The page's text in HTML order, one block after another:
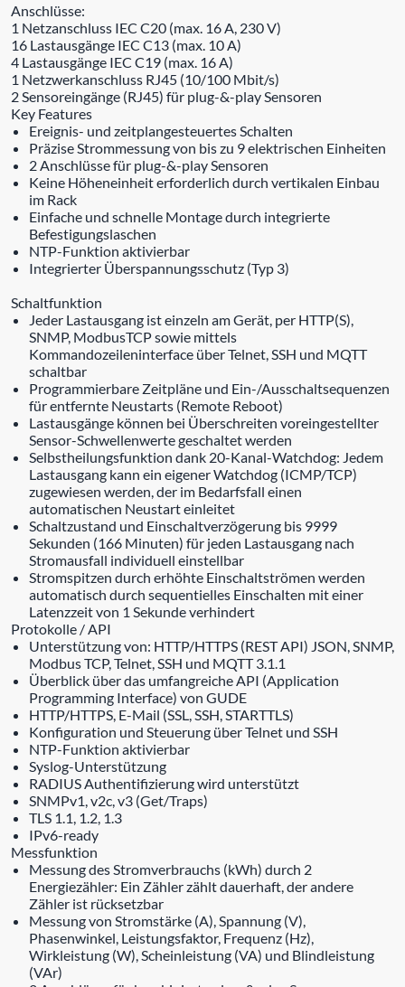
Anschlüsse:
1 Netzanschluss IEC C20 (max. 16 A, 230 V)
16 Lastausgänge IEC C13 (max. 10 A)
4 Lastausgänge IEC C19 (max. 16 A)
1 Netzwerkanschluss RJ45 (10/100 Mbit/s)
2 Sensoreingänge (RJ45) für plug-&-play Sensoren
Key Features
Ereignis- und zeitplangesteuertes Schalten
Präzise Strommessung von bis zu 9 elektrischen Einheiten
2 Anschlüsse für plug-&-play Sensoren
Keine Höheneinheit erforderlich durch vertikalen Einbau
im Rack
Einfache und schnelle Montage durch integrierte
Befestigungslaschen
NTP-Funktion aktivierbar
Integrierter Überspannungsschutz (Typ 3)
Schaltfunktion
Jeder Lastausgang ist einzeln am Gerät, per HTTP(S),
SNMP, ModbusTCP sowie mittels
Kommandozeileninterface über Telnet, SSH und MQTT
schaltbar
Programmierbare Zeitpläne und Ein-/Ausschaltsequenzen
für entfernte Neustarts (Remote Reboot)
Lastausgänge können bei Überschreiten voreingestellter
Sensor-Schwellenwerte geschaltet werden
Selbstheilungsfunktion dank 20-Kanal-Watchdog: Jedem
Lastausgang kann ein eigener Watchdog (ICMP/TCP)
zugewiesen werden, der im Bedarfsfall einen
automatischen Neustart einleitet
Schaltzustand und Einschaltverzögerung bis 9999
Sekunden (166 Minuten) für jeden Lastausgang nach
Stromausfall individuell einstellbar
Stromspitzen durch erhöhte Einschaltströmen werden
automatisch durch sequentielles Einschalten mit einer
Latenzzeit von 1 Sekunde verhindert
Protokolle / API
Unterstützung von: HTTP/HTTPS (REST API) JSON, SNMP,
Modbus TCP, Telnet, SSH und MQTT 3.1.1
Überblick über das umfangreiche API (Application
Programming Interface) von GUDE
HTTP/HTTPS, E-Mail (SSL, SSH, STARTTLS)
Konfiguration und Steuerung über Telnet und SSH
NTP-Funktion aktivierbar
Syslog-Unterstützung
RADIUS Authentifizierung wird unterstützt
SNMPv1, v2c, v3 (Get/Traps)
TLS 1.1, 1.2, 1.3
IPv6-ready
Messfunktion
Messung des Stromverbrauchs (kWh) durch 2
Energiezähler: Ein Zähler zählt dauerhaft, der andere
Zähler ist rücksetzbar
Messung von Stromstärke (A), Spannung (V),
Phasenwinkel, Leistungsfaktor, Frequenz (Hz),
Wirkleistung (W), Scheinleistung (VA) und Blindleistung
(VAr)